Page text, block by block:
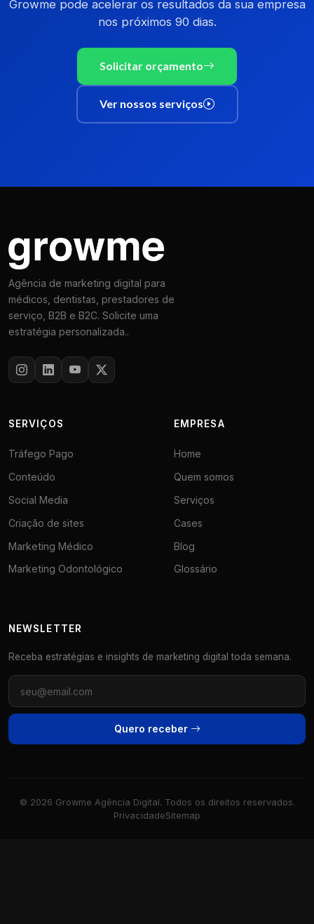
Growme pode acelerar os resultados da sua empresa
nos próximos 90 dias.
Solicitar orçamento
Ver nossos serviços
Agência de marketing digital para
médicos, dentistas, prestadores de
serviço, B2B e B2C. Solicite uma
estratégia personalizada..
SERVIÇOS
Tráfego Pago
Conteúdo
Social Media
Criação de sites
Marketing Médico
Marketing Odontológico
EMPRESA
Home
Quem somos
Serviços
Cases
Blog
Glossário
NEWSLETTER
Receba estratégias e insights de marketing digital toda semana.
Quero receber
© 2026 Growme Agência Digital. Todos os direitos reservados.
PrivacidadeSitemap